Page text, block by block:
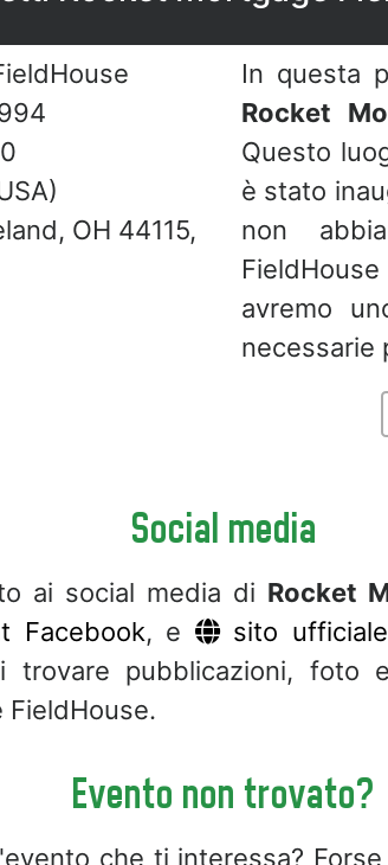
OH 44115,
In questa
Rocket
Questo
è stato
non
avremo
necessarie
Social media
ai social media di Rocket
Facebook, e
sito
trovare pubblicazioni, foto
FieldHouse.
Evento non trovato?
che ti interessa?